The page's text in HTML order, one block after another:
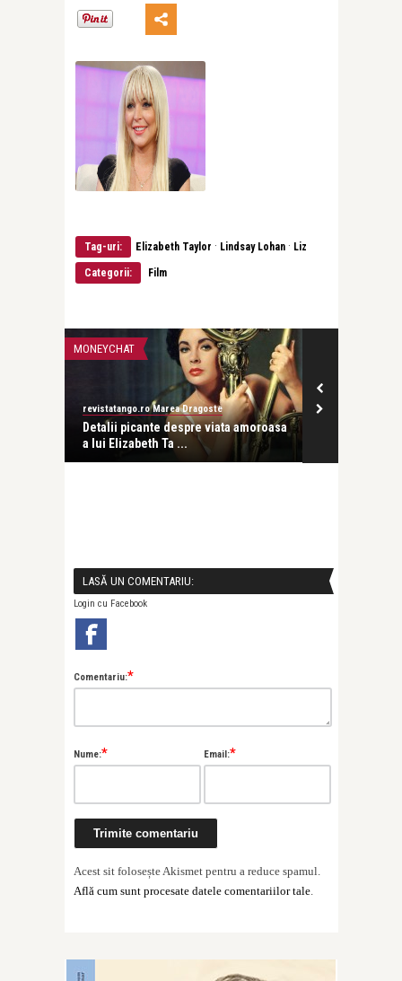
Tag-uri: Elizabeth Taylor · Lindsay Lohan · Liz
Categorii: Film
MONEYCHAT
revistatango.ro Marea Dragoste
Detalii picante despre viata amoroasa
a lui Elizabeth Ta ...
LASĂ UN COMENTARIU:
Login cu Facebook
Comentariu:*
Nume:* Email:*
Acest sit folosește Akismet pentru a reduce spamul.
Află cum sunt procesate datele comentariilor tale.